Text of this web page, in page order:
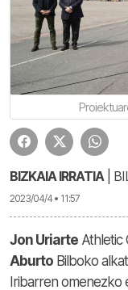
BIZKAIA IRRATIA|
2023/04/4 • 11:57
Jon Uriarte Athletic
Aburto Bilboko
Iribarren